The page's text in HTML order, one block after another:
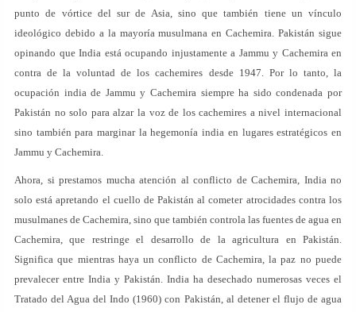
punto de vórtice del sur de Asia, sino que también tiene un vínculo
ideológico debido a la mayoría musulmana en Cachemira. Pakistán sigue
opinando que India está ocupando injustamente a Jammu y Cachemira en
contra de la voluntad de los cachemires desde 1947. Por lo tanto, la
ocupación india de Jammu y Cachemira siempre ha sido condenada por
Pakistán no solo para alzar la voz de los cachemires a nivel internacional
sino también para marginar la hegemonía india en lugares estratégicos en
Jammu y Cachemira.
Ahora, si prestamos mucha atención al conflicto de Cachemira, India no
solo está apretando el cuello de Pakistán al cometer atrocidades contra los
musulmanes de Cachemira, sino que también controla las fuentes de agua en
Cachemira, que restringe el desarrollo de la agricultura en Pakistán.
Significa que mientras haya un conflicto de Cachemira, la paz no puede
prevalecer entre India y Pakistán. India ha desechado numerosas veces el
Tratado del Agua del Indo (1960) con Pakistán, al detener el flujo de agua